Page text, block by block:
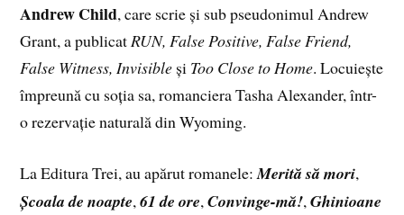
Andrew Child, care scrie și sub pseudonimul Andrew
Grant, a publicatRUN, False Positive, False Friend,
False Witness, Invisible și Too Close to Home. Locuiește
împreună cu soția sa, romanciera Tasha Alexander, într-
o rezervație naturală din Wyoming.
La Editura Trei, au apărut romanele:Merită să mori,
Școala de noapte,61 de ore,Convinge-mă!,Ghinioane